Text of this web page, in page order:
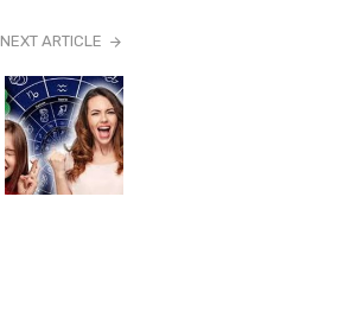
NEXT ARTICLE